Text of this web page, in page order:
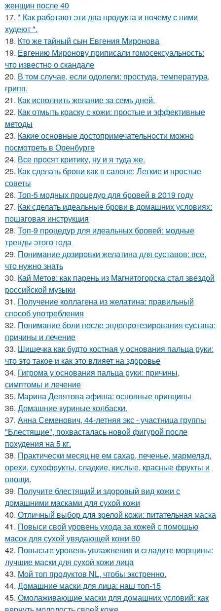
женщин после 40
17. * Как работают эти два продукта и почему с ними
худеют *.
18. Кто же тайный сын Евгения Миронова
19. Евгению Миронову приписали гомосексуальность:
что известно о скандале
20. В том случае, если одолели: простуда, температура,
грипп.
21. Как исполнить желание за семь дней.
22. Как отмыть краску с кожи: простые и эффективные
методы
23. Какие основные достопримечательности можно
посмотреть в Оренбурге
24. Все просят критику, ну и я туда же.
25. Как сделать брови как в салоне: Легкие и простые
советы
26. Топ-5 модных процедур для бровей в 2019 году
27. Как сделать идеальные брови в домашних условиях:
пошаговая инструкция
28. Топ-9 процедур для идеальных бровей: модные
тренды этого года
29. Понимание дозировки желатина для суставов: все,
что нужно знать
30. Кай Метов: как парень из Магнитогорска стал звездой
российской музыки
31. Получение коллагена из желатина: правильный
способ употребления
32. Понимание боли после эндопротезирования сустава:
причины и лечение
33. Шишечка как будто костная у основания пальца руки:
что это такое и как это влияет на здоровье
34. Гигрома у основания пальца руки: причины,
симптомы и лечение
35. Марина Девятова афиша: основные принципы
36. Домашние куриные колбаски.
37. Анна Семенович, 44-летняя экс - участница группы
"Блестящие", похвасталась новой фигурой после
похудения на 5 кг.
38. Практически месяц не ем сахар, печенье, мармелад,
орехи, сухофрукты, сладкие, кислые, красные фрукты и
овощи.
39. Получите блестящий и здоровый вид кожи с
домашними масками для сухой кожи
40. Отличный выбор для зрелой кожи: питательная маска
41. Повыси свой уровень ухода за кожей с помощью
масок для сухой увядающей кожи 60
42. Повысьте уровень увлажнения и сгладите морщины:
лучшие маски для сухой кожи лица
43. Мой топ продуктов NL, чтобы экстренно.
44. Домашние маски для лица: наш топ-15
45. Омолаживающие маски для домашних условий: как